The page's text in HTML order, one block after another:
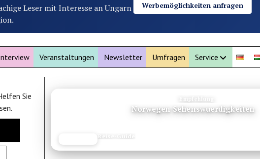
Leser mit Interesse an Ungarn
Werbemöglichkeiten anfragen
Veranstaltungen Newsletter Umfragen Service
Sie
Empfehlung
Norwegen Sehenswuerdigkeiten
Reise-Guide